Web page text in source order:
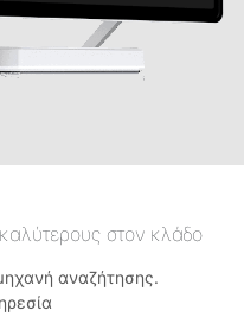
στον κλάδο
αναζήτησης.